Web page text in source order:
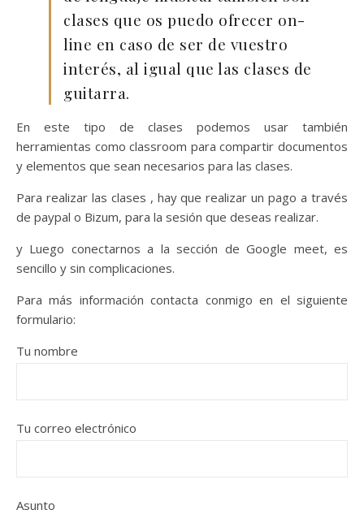
clases que os puedo ofrecer on-
line en caso de ser de vuestro
interés, al igual que las clases de
guitarra.
En este tipo de clases podemos usar también
herramientas como classroom para compartir documentos
y elementos que sean necesarios para las clases.
Para realizar las clases , hay que realizar un pago a través
de paypal o Bizum, para la sesión que deseas realizar.
y Luego conectarnos a la sección de Google meet, es
sencillo y sin complicaciones.
Para más información contacta conmigo en el siguiente
formulario:
Tu nombre
Tu correo electrónico
Asunto